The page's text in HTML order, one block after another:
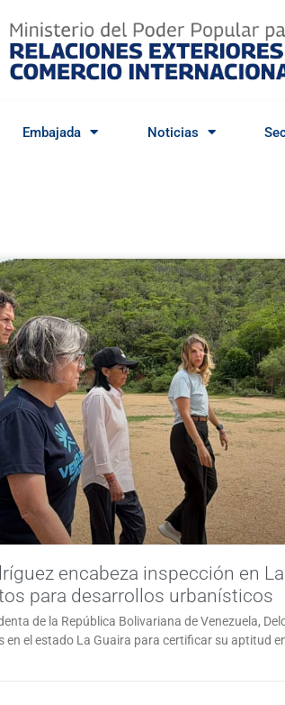
Embajada Noticias
encabeza inspección en
para desarrollos urbanísticos
de la República Bolivariana de Venezuela,
en el estado La Guaira para certificar su aptitud